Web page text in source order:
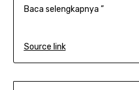
Baca selengkapnya ”
Source link